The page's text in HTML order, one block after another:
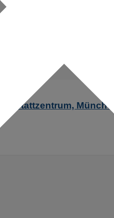
München